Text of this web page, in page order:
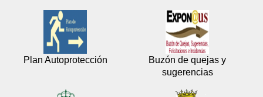
Plan Autoprotección
Buzón de quejas y
sugerencias